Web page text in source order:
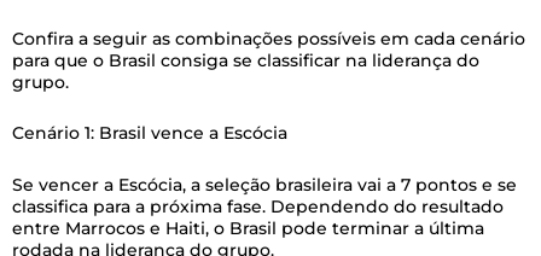
Confira a seguir as combinações possíveis em cada cenário
para que o Brasil consiga se classificar na liderança do
grupo.
Cenário 1: Brasil vence a Escócia
Se vencer a Escócia, a seleção brasileira vai a 7 pontos e se
classifica para a próxima fase. Dependendo do resultado
entre Marrocos e Haiti, o Brasil pode terminar a última
rodada na liderança do grupo.